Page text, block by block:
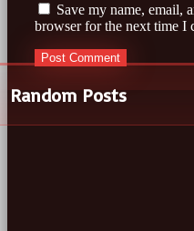
Save my name, email,
browser for the next time I
Random Posts